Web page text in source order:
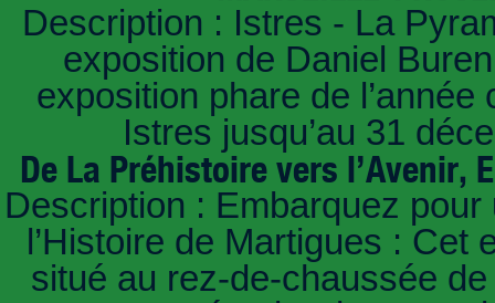
Description : Istres - La
exposition de Daniel
exposition phare de
Istres jusqu’au 31
De La Préhistoire vers l’Avenir,
Description : Embarquez
l’Histoire de Martigues : Cet
situé au rez-de-chaussée